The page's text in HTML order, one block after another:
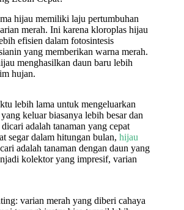
hijau memiliki laju pertumbuhan
merah. Ini karena kloroplas hijau
efisien dalam fotosintesis
yang memberikan warna merah.
menghasilkan daun baru lebih
hujan.
lebih lama untuk mengeluarkan
keluar biasanya lebih besar dan
adalah tanaman yang cepat
segar dalam hitungan bulan, hijau
adalah tanaman dengan daun yang
kolektor yang impresif, varian
varian merah yang diberi cahaya